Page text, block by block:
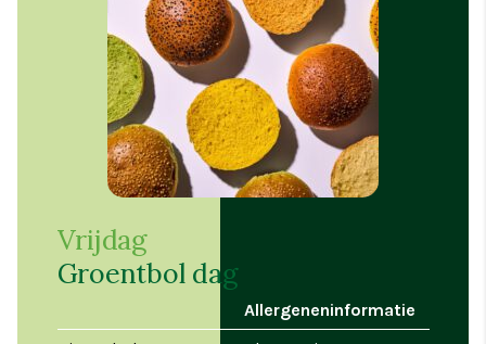
Vrijdag
Groentbol dag
Allergeneninformatie